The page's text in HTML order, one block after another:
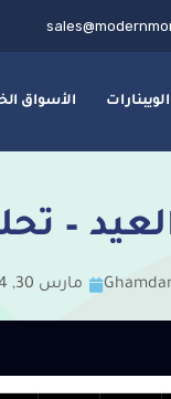
الويبنارات الأسواق
–
مارس 30, 2024